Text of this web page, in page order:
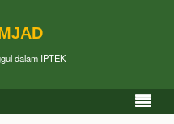
dalam IPTEK